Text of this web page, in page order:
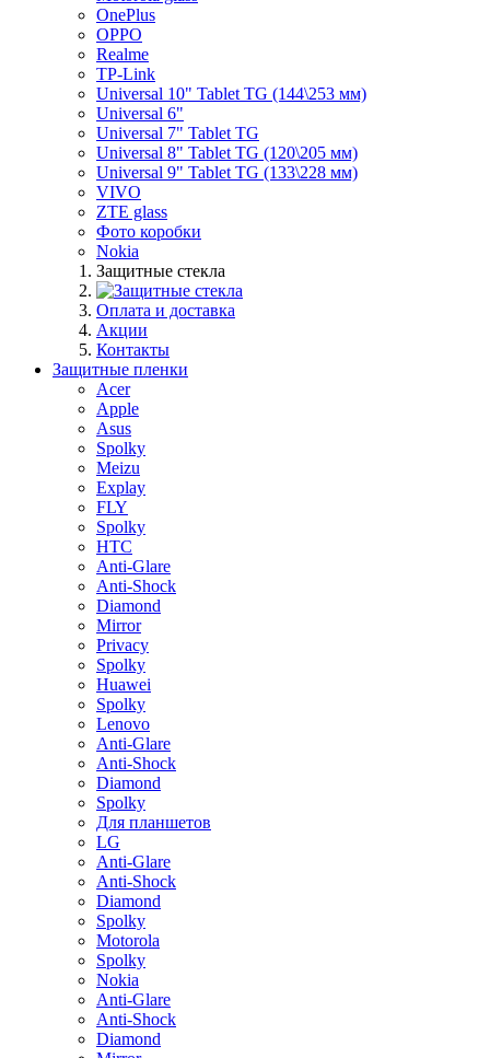
OnePlus
OPPO
Realme
TP-Link
Universal 10" Tablet TG (144\253 мм)
Universal 6"
Universal 7" Tablet TG
Universal 8" Tablet TG (120\205 мм)
Universal 9" Tablet TG (133\228 мм)
VIVO
ZTE glass
Фото коробки
Nokia
Защитные стекла
Оплата и доставка
Акции
Контакты
Защитные пленки
Acer
Apple
Asus
Spolky
Meizu
Explay
FLY
Spolky
HTC
Anti-Glare
Anti-Shock
Diamond
Mirror
Privacy
Spolky
Huawei
Spolky
Lenovo
Anti-Glare
Anti-Shock
Diamond
Spolky
Для планшетов
LG
Anti-Glare
Anti-Shock
Diamond
Spolky
Motorola
Spolky
Nokia
Anti-Glare
Anti-Shock
Diamond